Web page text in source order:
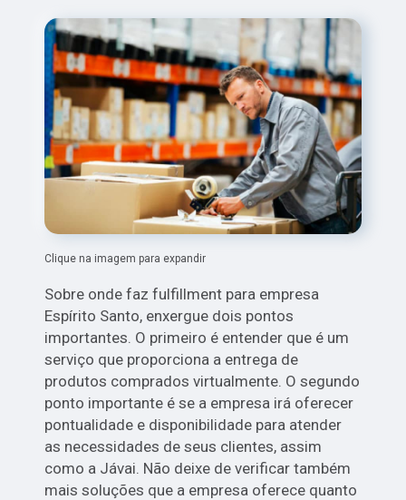
Clique na imagem para expandir
Sobre onde faz fulfillment para empresa
Espírito Santo, enxergue dois pontos
importantes. O primeiro é entender que é um
serviço que proporciona a entrega de
produtos comprados virtualmente. O segundo
ponto importante é se a empresa irá oferecer
pontualidade e disponibilidade para atender
as necessidades de seus clientes, assim
como a Jávai. Não deixe de verificar também
mais soluções que a empresa oferece quanto